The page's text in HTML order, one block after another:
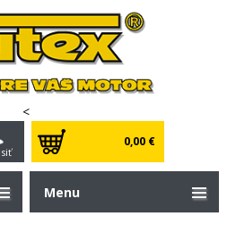
<
0,00 €
Menu